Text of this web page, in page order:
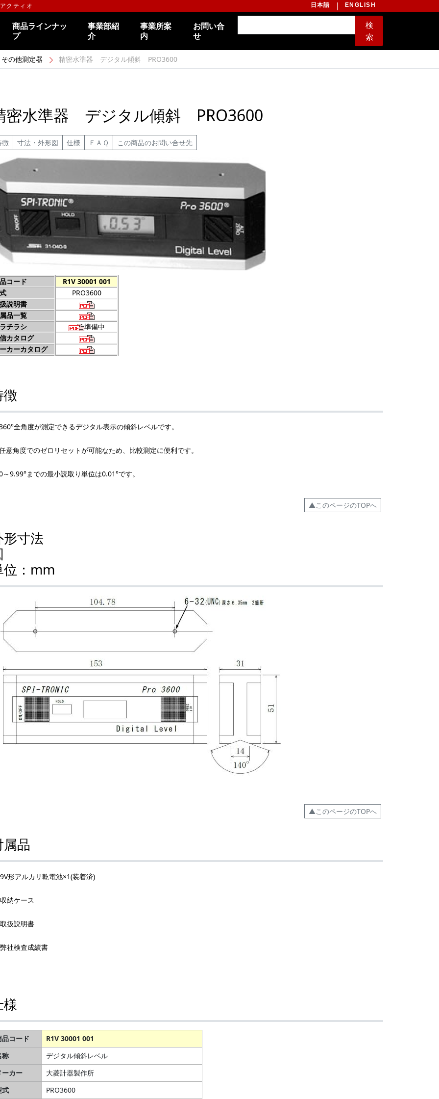
クティオ 日本語 ENGLISH
商品ラインナッ
プ
事業部紹
介
事業所案
内
お問い合
せ
検
索
その他測定器 精密水準器 デジタル傾斜 PRO3600
密水準器 デジタル傾斜 PRO3600
徴 寸法・外形図 仕様 ＦＡＱ この商品のお問い合せ先
コード
R1V 30001 001
PRO3600
説明書
品一覧
チラシ
準備中
カタログ
カーカタログ
徴
全角度が測定できるデジタル表示の傾斜レベルです。
意角度でのゼロリセットが可能なため、比較測定に便利です。
9.99°までの最小読取り単位は0.01°です。
▲このページのTOPへ
形寸法
位：mm
▲このページのTOPへ
属品
形アルカリ乾電池×1(装着済)
納ケース
扱説明書
社検査成績書
様
品コード
R1V 30001 001
称
デジタル傾斜レベル
ーカー
大菱計器製作所
式
PRO3600